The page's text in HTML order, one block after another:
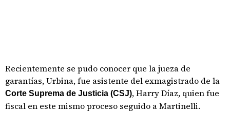
Recientemente se pudo conocer que la jueza de
garantías, Urbina, fue asistente del exmagistrado de la
Corte Suprema de Justicia (CSJ), Harry Díaz, quien fue
fiscal en este mismo proceso seguido a Martinelli.